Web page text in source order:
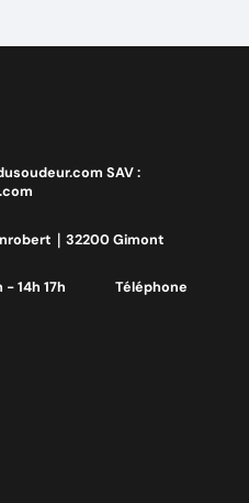
ㅤㅤㅤㅤ SAV :
｜32200 Gimont
14h 17h ‎ ‎ ‎ ‎ ‎ ‎ ‎ ‎ ‎ ‎ ‎ ‎ ‎ ‎‎ Téléphone